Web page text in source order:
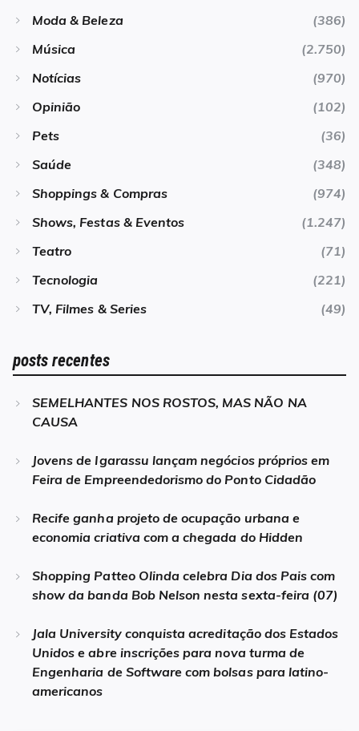
Moda & Beleza
(386)
Música
(2.750)
Notícias
(970)
Opinião
(102)
Pets
(36)
Saúde
(348)
Shoppings & Compras
(974)
Shows, Festas & Eventos
(1.247)
Teatro
(71)
Tecnologia
(221)
TV, Filmes & Series
(49)
posts recentes
SEMELHANTES NOS ROSTOS, MAS NÃO NA
CAUSA
Jovens de Igarassu lançam negócios próprios em
Feira de Empreendedorismo do Ponto Cidadão
Recife ganha projeto de ocupação urbana e
economia criativa com a chegada do Hidden
Shopping Patteo Olinda celebra Dia dos Pais com
show da banda Bob Nelson nesta sexta-feira (07)
Jala University conquista acreditação dos Estados
Unidos e abre inscrições para nova turma de
Engenharia de Software com bolsas para latino-
americanos